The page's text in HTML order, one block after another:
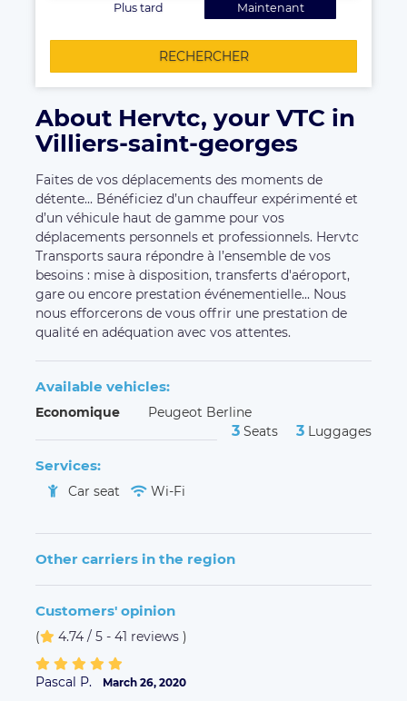
Maintenant
Plus tard
RECHERCHER
About Hervtc, your VTC in
Villiers-saint-georges
Faites de vos déplacements des moments de
détente... Bénéficiez d’un chauffeur expérimenté et
d’un véhicule haut de gamme pour vos
déplacements personnels et professionnels. Hervtc
Transports saura répondre à l’ensemble de vos
besoins : mise à disposition, transferts d'aéroport,
gare ou encore prestation événementielle... Nous
nous efforcerons de vous offrir une prestation de
qualité en adéquation avec vos attentes.
Available vehicles:
Economique Peugeot Berline
3 Seats 3 Luggages
Services:
Car seat Wi-Fi
Other carriers in the region
Customers' opinion
( 4.74 / 5 - 41 reviews )
Pascal P. March 26, 2020